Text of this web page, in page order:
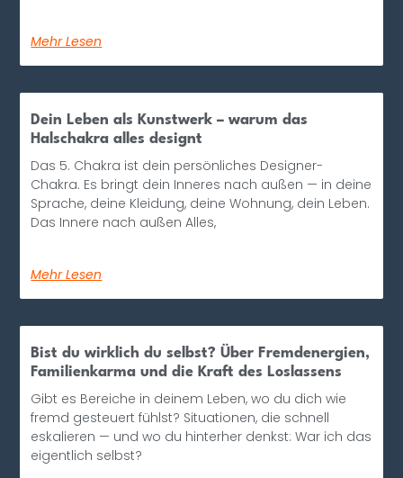
Mehr Lesen
Dein Leben als Kunstwerk – warum das
Halschakra alles designt
Das 5. Chakra ist dein persönliches Designer-
Chakra. Es bringt dein Inneres nach außen — in deine
Sprache, deine Kleidung, deine Wohnung, dein Leben.
Das Innere nach außen Alles,
Mehr Lesen
Bist du wirklich du selbst? Über Fremdenergien,
Familienkarma und die Kraft des Loslassens
Gibt es Bereiche in deinem Leben, wo du dich wie
fremd gesteuert fühlst? Situationen, die schnell
eskalieren — und wo du hinterher denkst: War ich das
eigentlich selbst?